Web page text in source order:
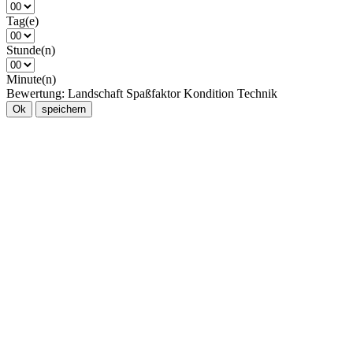
Tag(e)
Stunde(n)
Minute(n)
Bewertung: Landschaft Spaßfaktor Kondition Technik
Ok speichern